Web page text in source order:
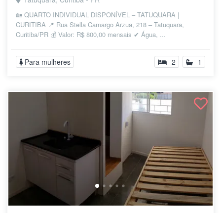
🏡 QUARTO INDIVIDUAL DISPONÍVEL – TATUQUARA |
CURITIBA 📍 Rua Stella Camargo Arzua, 218 – Tatuquara,
Curitiba/PR 💰 Valor: R$ 800,00 mensais ✔ Água, ...
Para mulheres 2 1